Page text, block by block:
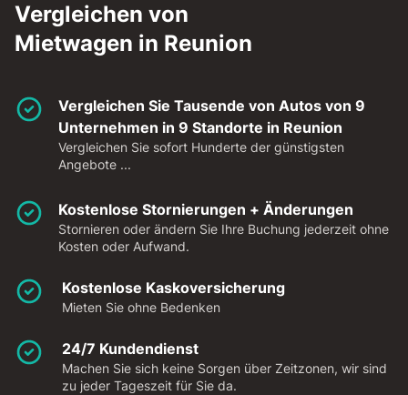
Vergleichen von
Mietwagen in Reunion
Vergleichen Sie Tausende von Autos von 9
Unternehmen in 9 Standorte in Reunion
Vergleichen Sie sofort Hunderte der günstigsten
Angebote ...
Kostenlose Stornierungen + Änderungen
Stornieren oder ändern Sie Ihre Buchung jederzeit ohne
Kosten oder Aufwand.
Kostenlose Kaskoversicherung
Mieten Sie ohne Bedenken
24/7 Kundendienst
Machen Sie sich keine Sorgen über Zeitzonen, wir sind
zu jeder Tageszeit für Sie da.